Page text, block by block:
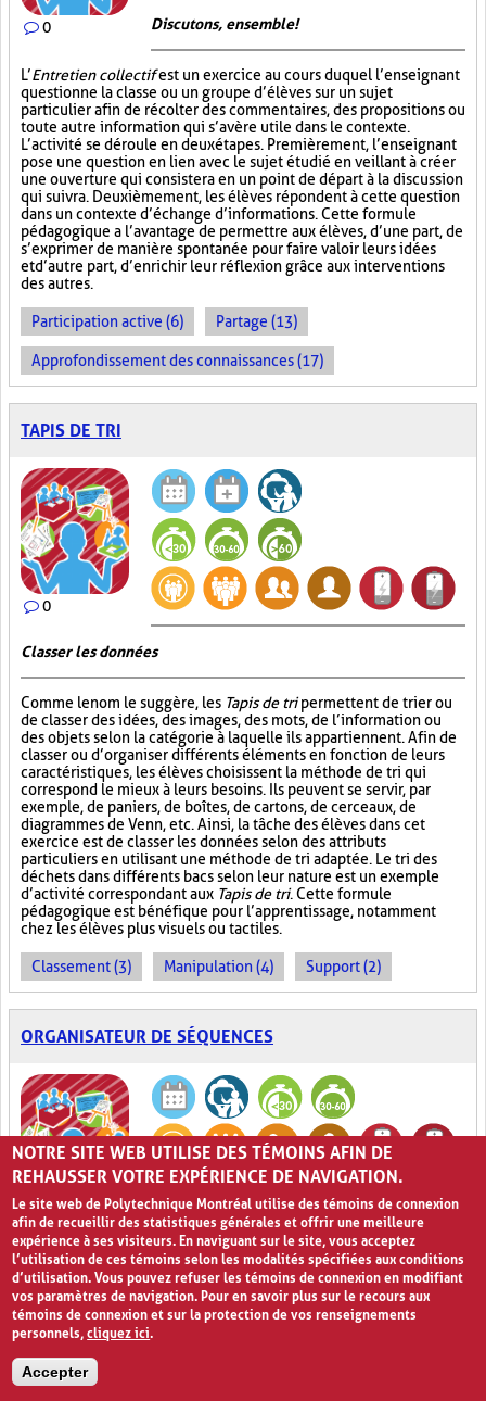
0 Discutons, ensemble!
L’Entretien collectifest un exercice au cours duquel l’enseignant
questionne la classe ou un groupe d’élèves sur un sujet
particulier afin de récolter des commentaires, des propositions ou
toute autre information qui s’avère utile dans le contexte.
L’activité se déroule en deux étapes. Premièrement, l’enseignant
pose une question en lien avec le sujet étudié en veillant à créer
une ouverture qui consistera en un point de départ à la discussion
qui suivra. Deuxièmement, les élèves répondent à cette question
dans un contexte d’échange d’informations. Cette formule
pédagogique a l’avantage de permettre aux élèves, d’une part, de
s’exprimer de manière spontanée pour faire valoir leurs idées
et d’autre part, d’enrichir leur réflexion grâce aux interventions
des autres.
Participation active (6) Partage (13)
Approfondissement des connaissances (17)
TAPIS DE TRI
0
Classer les données
Comme le nom le suggère, les Tapis de tripermettent de trier ou
de classer des idées, des images, des mots, de l’information ou
des objets selon la catégorie à laquelle ils appartiennent. Afin de
classer ou d’organiser différents éléments en fonction de leurs
caractéristiques, les élèves choisissent la méthode de tri qui
correspond le mieux à leurs besoins. Ils peuvent se servir, par
exemple, de paniers, de boîtes, de cartons, de cerceaux, de
diagrammes de Venn, etc. Ainsi, la tâche des élèves dans cet
exercice est de classer les données selon des attributs
particuliers en utilisant une méthode de tri adaptée. Le tri des
déchets dans différents bacs selon leur nature est un exemple
d’activité correspondant aux Tapis de tri. Cette formule
pédagogique est bénéfique pour l’apprentissage, notamment
chez les élèves plus visuels ou tactiles.
Classement (3) Manipulation (4) Support (2)
ORGANISATEUR DE SÉQUENCES
0 Tout d’abord, ensuite et finalement!
L’Organisateur de séquencesest une technique permettant
d’illustrer graphiquement les étapes consécutives d’une
procédure précise. Elle s’applique généralement aux
apprentissages comportant différentes phases qui mènent à un
résultat ou à une conséquence particulière. L’
a comme but d’organiser l’information de manière
visuellegrâce à l’utilisation de cartes ou de photos classées dans
l’ordre pour représenter la progression ou l’évolution d’une
NOTRE SITE WEB UTILISE DES TÉMOINS AFIN DE
REHAUSSER VOTRE EXPÉRIENCE DE NAVIGATION.
Le site web de Polytechnique Montréal utilise des témoins de connexion
afin de recueillir des statistiques générales et offrir une meilleure
expérience à ses visiteurs. En naviguant sur le site, vous acceptez
l’utilisation de ces témoins selon les modalités spécifiées aux conditions
d’utilisation. Vous pouvez refuser les témoins de connexion en modifiant
vos paramètres de navigation. Pour en savoir plus sur le recours aux
témoins de connexion et sur la protection de vos renseignements
personnels,cliquez ici.
Accepter